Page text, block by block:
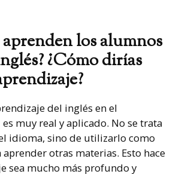
aprenden los alumnos
¿Cómo dirías
del inglés en el
muy real y aplicado. No se trata
idioma, sino de utilizarlo como
otras materias. Esto hace
sea mucho más profundo y